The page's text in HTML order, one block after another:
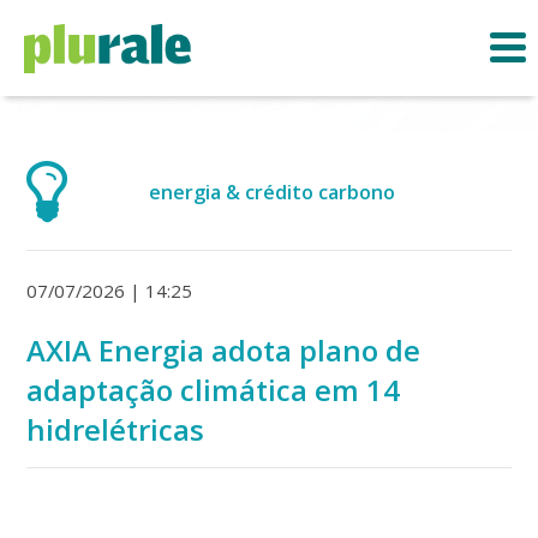
energia & crédito carbono
07/07/2026 | 14:25
AXIA Energia adota plano de
adaptação climática em 14
hidrelétricas